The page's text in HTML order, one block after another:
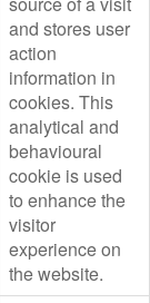
and stores user
action
information in
cookies. This
analytical and
behavioural
cookie is used
to enhance the
visitor
experience on
the website.